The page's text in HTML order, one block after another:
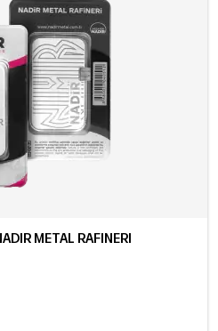
METAL RAFINERI